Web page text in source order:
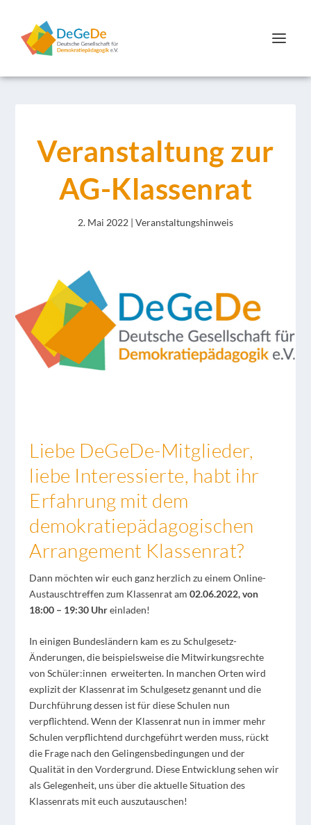
Veranstaltung zur
AG-Klassenrat
2. Mai 2022 | Veranstaltungshinweis
Liebe DeGeDe-Mitglieder,
liebe Interessierte, habt ihr
Erfahrung mit dem
demokratiepädagogischen
Arrangement Klassenrat?
Dann möchten wir euch ganz herzlich zu einem Online-
Austauschtreffen zum Klassenrat am02.06.2022, von
18:00 – 19:30 Uhreinladen!
In einigen Bundesländern kam es zu Schulgesetz-
Änderungen, die beispielsweise die Mitwirkungsrechte
von Schüler:innen erweiterten. In manchen Orten wird
explizit der Klassenrat im Schulgesetz genannt und die
Durchführung dessen ist für diese Schulen nun
verpflichtend. Wenn der Klassenrat nun in immer mehr
Schulen verpflichtend durchgeführt werden muss, rückt
die Frage nach den Gelingensbedingungen und der
Qualität in den Vordergrund. Diese Entwicklung sehen wir
als Gelegenheit, uns über die aktuelle Situation des
Klassenrats mit euch auszutauschen!